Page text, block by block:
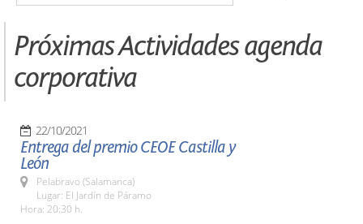
Próximas Actividades agenda
corporativa
22/10/2021
Entrega del premio CEOE Castilla y
León
Pelabravo (Salamanca)
Lugar: El Jardín de Páramo
Hora: 20:30 h.